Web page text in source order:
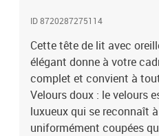
ID 8720287275114
Cette tête de lit avec
élégant donne à votre
complet et convient à
Velours doux : le velours
luxueux qui se reconnaît
uniformément coupées